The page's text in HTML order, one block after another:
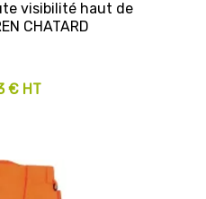
visibilité haut de
CHATARD
€ HT